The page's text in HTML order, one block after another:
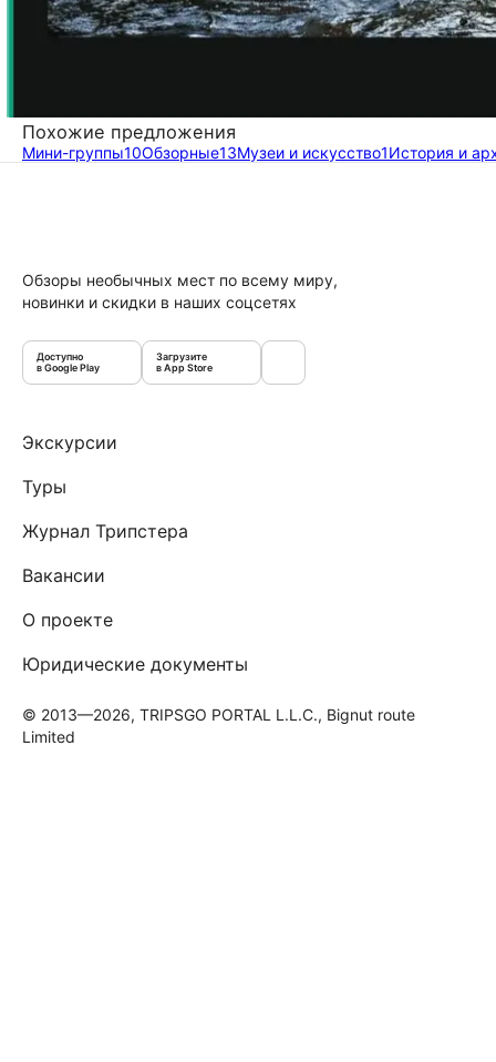
Похожие предложения
Мини-группы10Обзорные13Музеи и искусство1История и
Обзоры необычных мест по всему миру,
новинки и скидки в наших соцсетях
Доступно
в Google Play
Загрузите
в App Store
Экскурсии
Туры
Журнал Трипстера
Вакансии
О проекте
Юридические документы
© 2013—2026, TRIPSGO PORTAL L.L.C., Bignut route
Limited